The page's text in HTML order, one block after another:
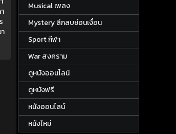
Musical เพลง
Mystery ลึกลบซ่อนเงื่อน
Sport กีฬา
War สงคราม
ดูหนังออนไลน์
ดูหนังฟรี
หนังออนไลน์
หนังใหม่